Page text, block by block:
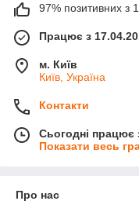
97% позитивних з
Працює з
м. Київ
Київ, Україна
Контакти
Сьогодні працює
Показати весь
Про нас